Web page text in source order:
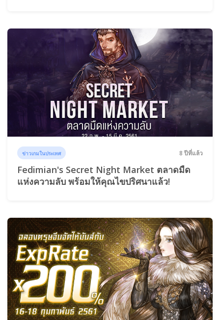
ข่าวเกมในประเทศ 8 ปีที่แล้ว
Fedimian's Secret Night Market ตลาดมืด
แห่งความลับ พร้อมให้คุณไขปริศนาแล้ว!